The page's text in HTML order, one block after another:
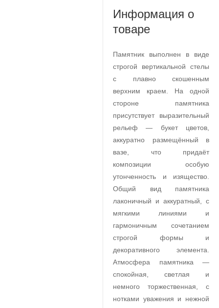
Информация о
товаре
Памятник выполнен в виде
строгой вертикальной стелы
с плавно скошенным
верхним краем. На одной
стороне памятника
присутствует выразительный
рельеф — букет цветов,
аккуратно размещённый в
вазе, что придаёт
композиции особую
утонченность и изящество.
Общий вид памятника
лаконичный и аккуратный, с
мягкими линиями и
гармоничным сочетанием
строгой формы и
декоративного элемента.
Атмосфера памятника —
спокойная, светлая и
немного торжественная, с
нотками уважения и нежной